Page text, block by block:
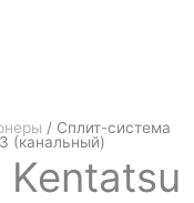
/ Сплит-система
(канальный)
Kentatsu